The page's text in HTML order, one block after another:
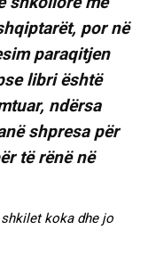
por në
paraqitjen
libri është
ndërsa
shpresa për
të rënë në
koka dhe jo